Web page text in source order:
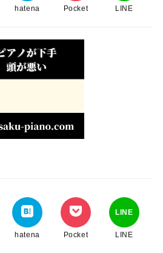
hatena Pocket LINE
hatena Pocket
LINE
LINE